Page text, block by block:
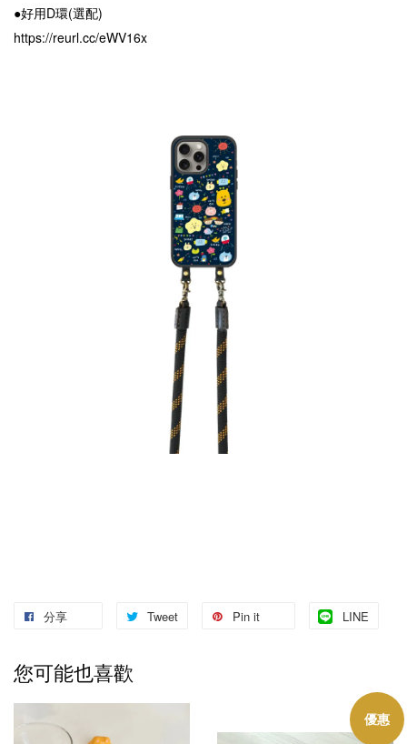
●好用D環(選配)
https://reurl.cc/eWV16x
分享 Tweet Pin it LINE
您可能也喜歡
優惠